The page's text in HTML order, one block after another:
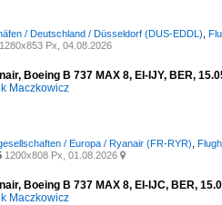
/ Deutschland / Düsseldorf (DUS-EDDL)
1280x853 Px, 04.08.2026
Boeing B 737 MAX 8, EI-IJY, BER,
Maczkowicz
/ Europa / Ryanair (FR-RYR)
1200x808 Px, 01.08.2026 
Boeing B 737 MAX 8, EI-IJC, BER,
Maczkowicz